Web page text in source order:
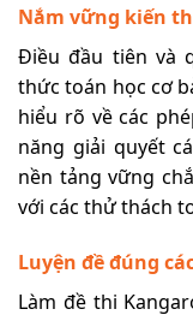
Nắm vững kiến
Điều đầu tiên và
thức toán học cơ
hiểu rõ về các
năng giải quyết
nền tảng vững
với các thử thách
Luyện đề đúng
Làm đề thi